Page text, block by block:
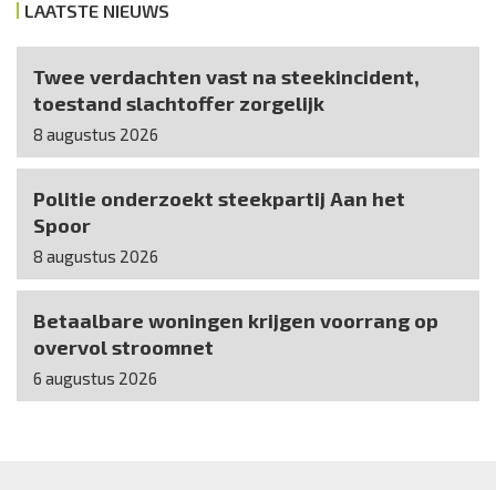
LAATSTE NIEUWS
Twee verdachten vast na steekincident,
toestand slachtoffer zorgelijk
8 augustus 2026
Politie onderzoekt steekpartij Aan het
Spoor
8 augustus 2026
Betaalbare woningen krijgen voorrang op
overvol stroomnet
6 augustus 2026